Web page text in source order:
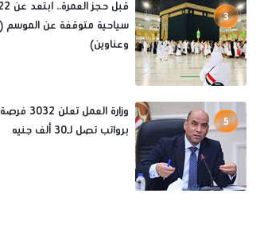
3
سياحية متوقفة عن الموسم
وعناوين)
5
وزارة
برواتب تصل لـ30 ألف جنيه